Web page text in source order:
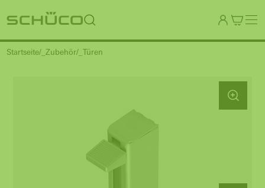
Startseite _Zubehör _Türen